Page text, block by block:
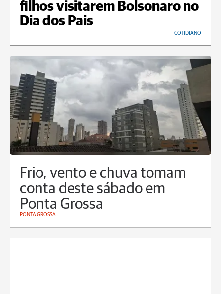
filhos visitarem Bolsonaro no
Dia dos Pais
COTIDIANO
Frio, vento e chuva tomam
conta deste sábado em
Ponta Grossa
PONTA GROSSA